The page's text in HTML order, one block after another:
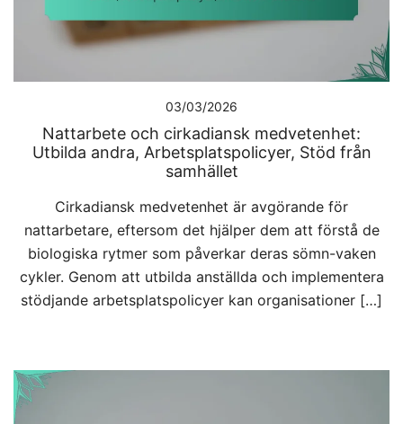
03/03/2026
Nattarbete och cirkadiansk medvetenhet:
Utbilda andra, Arbetsplatspolicyer, Stöd från
samhället
Cirkadiansk medvetenhet är avgörande för
nattarbetare, eftersom det hjälper dem att förstå de
biologiska rytmer som påverkar deras sömn-vaken
cykler. Genom att utbilda anställda och implementera
stödjande arbetsplatspolicyer kan organisationer […]